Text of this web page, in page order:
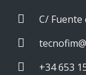
C/ Fuente
+34 653